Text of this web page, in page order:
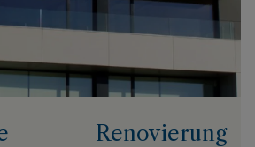
Renovierung